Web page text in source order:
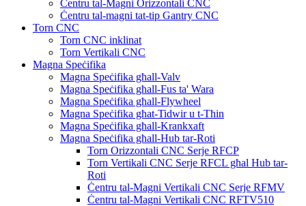
Ċentru tal-Magni Orizzontali CNC
Ċentru tal-magni tat-tip Gantry CNC
Torn CNC
Torn CNC inklinat
Torn Vertikali CNC
Magna Speċifika
Magna Speċifika għall-Valv
Magna Speċifika għall-Fus ta' Wara
Magna Speċifika għall-Flywheel
Magna Speċifika għat-Tidwir u t-Tħin
Magna Speċifika għall-Krankxaft
Magna Speċifika għall-Hub tar-Roti
Torn Orizzontali CNC Serje RFCP
Torn Vertikali CNC Serje RFCL għal Hub tar-
Roti
Ċentru tal-Magni Vertikali CNC Serje RFMV
Ċentru tal-Magni Vertikali CNC RFTV510